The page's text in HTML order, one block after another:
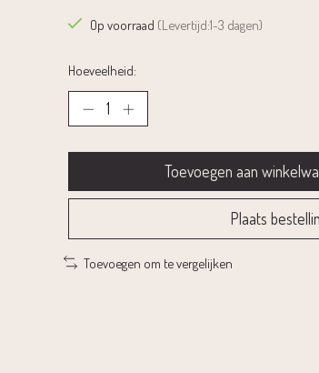
Op voorraad (Levertijd:1-3 dagen)
Hoeveelheid:
Toevoegen aan
Plaats
Toevoegen om te vergelijken